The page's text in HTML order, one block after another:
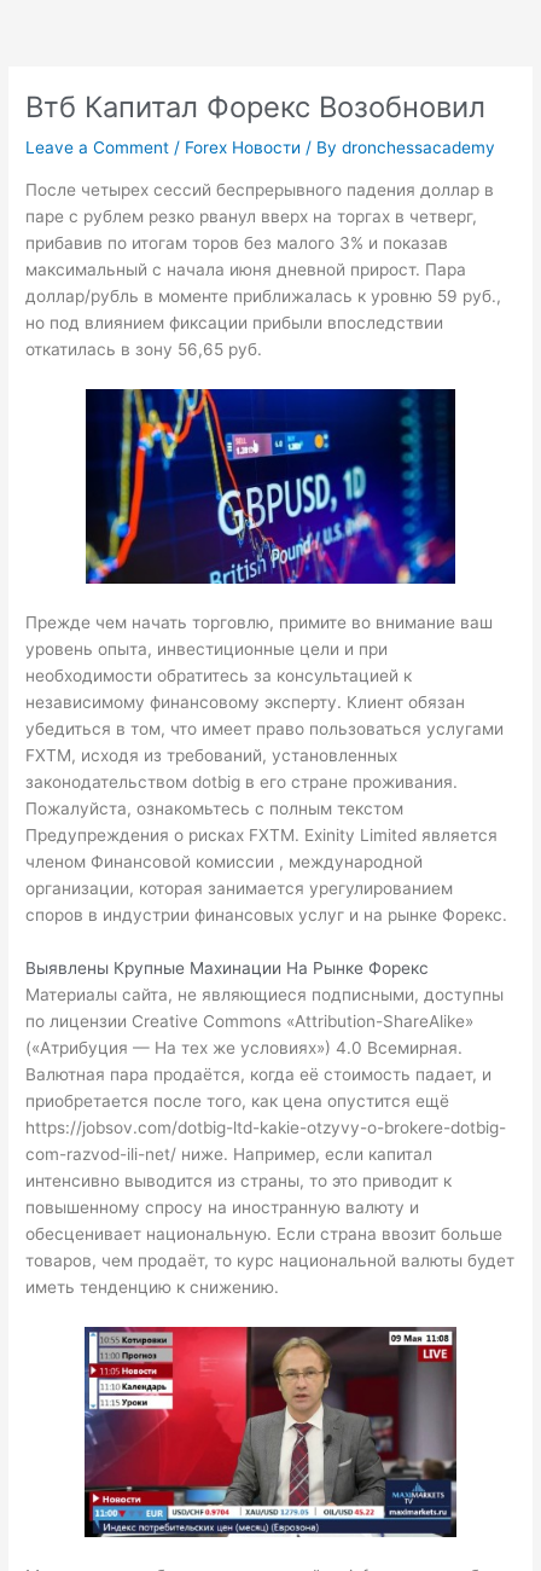
Втб Капитал Форекс Возобновил
Leave a Comment / Forex Новости / Bydronchessacademy
После четырех сессий беспрерывного падения доллар в
паре с рублем резко рванул вверх на торгах в четверг,
прибавив по итогам торов без малого 3% и показав
максимальный с начала июня дневной прирост. Пара
доллар/рубль в моменте приближалась к уровню 59 руб.,
но под влиянием фиксации прибыли впоследствии
откатилась в зону 56,65 руб.
Прежде чем начать торговлю, примите во внимание ваш
уровень опыта, инвестиционные цели и при
необходимости обратитесь за консультацией к
независимому финансовому эксперту. Клиент обязан
убедиться в том, что имеет право пользоваться услугами
FXTM, исходя из требований, установленных
законодательствомdotbig в его стране проживания.
Пожалуйста, ознакомьтесь с полным текстом
Предупреждения о рисках FXTM. Exinity Limited является
членом Финансовой комиссии , международной
организации, которая занимается урегулированием
споров в индустрии финансовых услуг и на рынке Форекс.
Выявлены Крупные Махинации На Рынке Форекс
Материалы сайта, не являющиеся подписными, доступны
по лицензии Creative Commons «Attribution-ShareAlike»
(«Атрибуция — На тех же условиях») 4.0 Всемирная.
Валютная пара продаётся, когда её стоимость падает, и
приобретается после того, как цена опустится ещё
https://jobsov.com/dotbig-ltd-kakie-otzyvy-o-brokere-dotbig-
com-razvod-ili-net/ ниже. Например, если капитал
интенсивно выводится из страны, то это приводит к
повышенному спросу на иностранную валюту и
обесценивает национальную. Если страна ввозит больше
товаров, чем продаёт, то курс национальной валюты будет
иметь тенденцию к снижению.